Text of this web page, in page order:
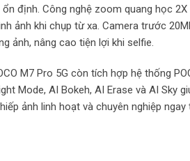
định. Công nghệ zoom quang học
ảnh khi chụp từ xa. Camera trước
ảnh, nâng cao tiện lợi khi selfie.
M7 Pro 5G còn tích hợp hệ thống
Mode, AI Bokeh, AI Erase và AI Sky
ảnh linh hoạt và chuyên nghiệp